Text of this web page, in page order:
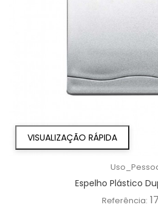
VISUALIZAÇÃO RÁPIDA
Espelho Plástico
Referência: